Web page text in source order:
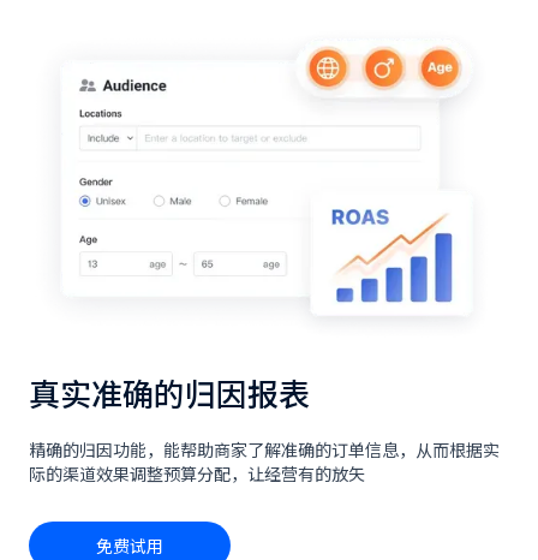
真实准确的归因报表
精确的归因功能，能帮助商家了解准确的订单信息，从而根据实
际的渠道效果调整预算分配，让经营有的放矢
免费试用